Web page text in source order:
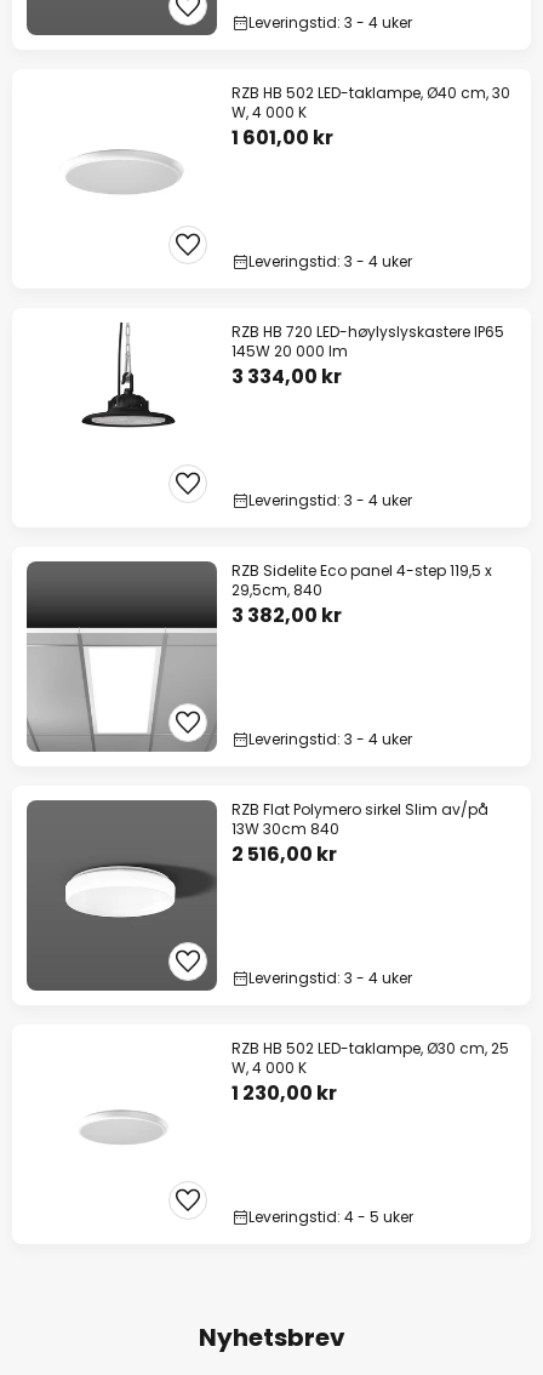
Leveringstid: 3 - 4 uker
RZB HB 502 LED-taklampe, Ø40 cm, 30
W, 4 000 K
1 601,00 kr
Leveringstid: 3 - 4 uker
RZB HB 720 LED-høylyslyskastere IP65
145W 20 000 lm
3 334,00 kr
Leveringstid: 3 - 4 uker
RZB Sidelite Eco panel 4-step 119,5 x
29,5cm, 840
3 382,00 kr
Leveringstid: 3 - 4 uker
RZB Flat Polymero sirkel Slim av/på
13W 30cm 840
2 516,00 kr
Leveringstid: 3 - 4 uker
RZB HB 502 LED-taklampe, Ø30 cm, 25
W, 4 000 K
1 230,00 kr
Leveringstid: 4 - 5 uker
Nyhetsbrev